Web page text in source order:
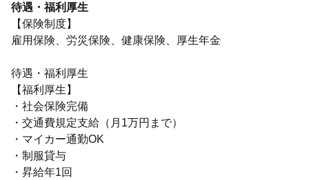
待遇・福利厚生
【保険制度】
雇用保険、労災保険、健康保険、厚生年金
待遇・福利厚生
【福利厚生】
・社会保険完備
・交通費規定支給（月1万円まで）
・マイカー通勤OK
・制服貸与
・昇給年1回